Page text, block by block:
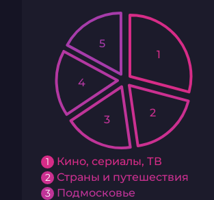
1 Кино, сериалы, ТВ
2 Страны и путешествия
3 Подмосковье
1
2
3
4
5